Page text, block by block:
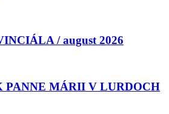
/ august 2026
PANNE MÁRII V LURDOCH